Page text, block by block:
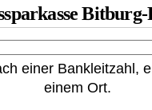
einer Bankleitzahl,
einem Ort.